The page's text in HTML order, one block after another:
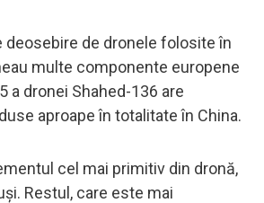
deosebire de dronele folosite în
multe componente europene
a dronei Shahed-136 are
aproape în totalitate în China.
cel mai primitiv din dronă,
Restul, care este mai